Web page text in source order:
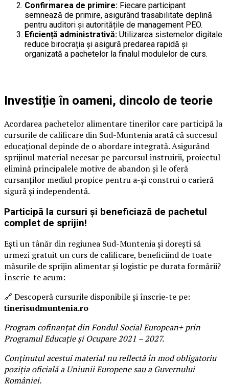
Confirmarea de primire: Fiecare participant
semnează de primire, asigurând trasabilitate deplină
pentru auditori și autoritățile de management PEO.
Eficiență administrativă: Utilizarea sistemelor digitale
reduce birocrația și asigură predarea rapidă și
organizată a pachetelor la finalul modulelor de curs.
Investiție în oameni, dincolo de teorie
Acordarea pachetelor alimentare tinerilor care participă la
cursurile de calificare din Sud-Muntenia arată că succesul
educațional depinde de o abordare integrată. Asigurând
sprijinul material necesar pe parcursul instruirii, proiectul
elimină principalele motive de abandon și le oferă
cursanților mediul propice pentru a-și construi o carieră
sigură și independentă.
Participă la cursuri și beneficiază de pachetul
complet de sprijin!
Ești un tânăr din regiunea Sud-Muntenia și dorești să
urmezi gratuit un curs de calificare, beneficiind de toate
măsurile de sprijin alimentar și logistic pe durata formării?
Înscrie-te acum:
🔗 Descoperă cursurile disponibile și înscrie-te pe:
tinerisudmuntenia.ro
Program cofinanțat din Fondul Social European+ prin
Programul Educație și Ocupare 2021 – 2027.
Conținutul acestui material nu reflectă în mod obligatoriu
poziția oficială a Uniunii Europene sau a Guvernului
României.